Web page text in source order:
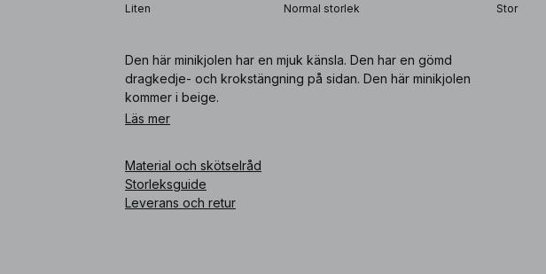
Liten Normal storlek Stor
Den här minikjolen har en mjuk känsla. Den har en gömd
dragkedje- och krokstängning på sidan. Den här minikjolen
kommer i beige.
Läs mer
Material och skötselråd
Storleksguide
Leverans och retur